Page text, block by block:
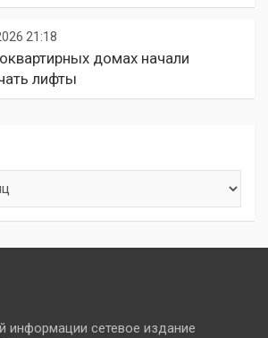
21:18
домах начали
лифты
информации сетевое издание